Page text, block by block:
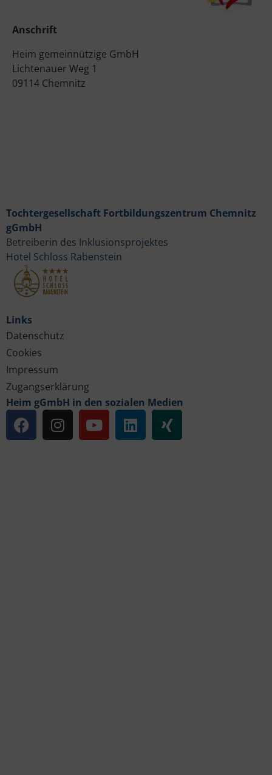
Anschrift
Heim gemeinnützige GmbH
Lichtenauer Weg 1
09114 Chemnitz
Links
Datenschutz
Cookies
Impressum
Zugangserklärung
Heim gGmbH in den sozialen Medien
Tochtergesellschaft Fortbildungszentrum Chemnitz
gGmbH
Betreiberin des Inklusionsprojektes
Hotel Schloss Rabenstein